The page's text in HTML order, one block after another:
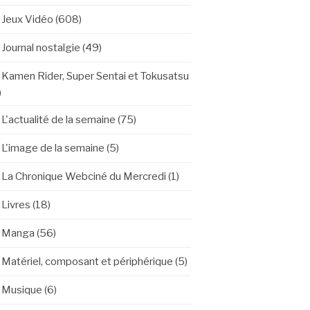
Jeux Vidéo (608)
Journal nostalgie (49)
Kamen Rider, Super Sentai et Tokusatsu
L'actualité de la semaine (75)
L'image de la semaine (5)
La Chronique Webciné du Mercredi (1)
Livres (18)
Manga (56)
Matériel, composant et périphérique (5)
Musique (6)